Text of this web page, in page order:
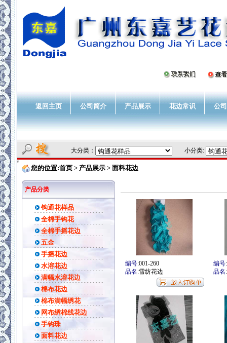
返回主页 公司简介 产品展示 花边常识 公
大分类： 小分类:
您的位置:首页> 产品展示 > 面料花边
产品分类
钩通花样品
全棉手钩花
全棉手摇花边
五金
手摇花边
水溶花边
满幅水溶花边
棉布花边
棉布满幅绣花
网布绣棉线花边
手钩珠
面料花边
编号:001-260
品名 :雪纺花边
编号
品名